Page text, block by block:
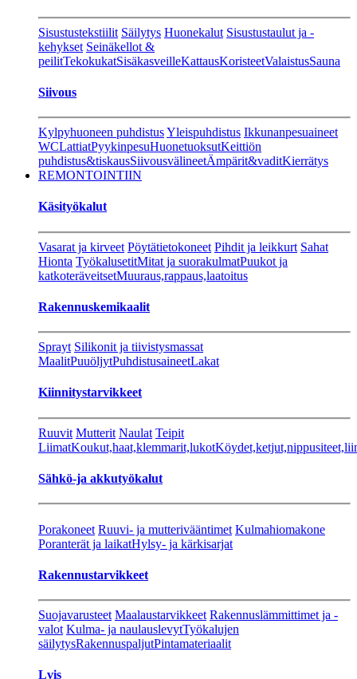
Sisustustekstiilit Säilytys Huonekalut Sisustustaulut ja -
kehykset Seinäkellot &
peilitTekokukatSisäkasveilleKattausKoristeetValaistusSauna
Siivous
Kylpyhuoneen puhdistusYleispuhdistus Ikkunanpesuaineet
WCLattiatPyykinpesuHuonetuoksutKeittiön
puhdistus&tiskausSiivousvälineetÄmpärit&vaditKierrätys
REMONTOINTIIN
Käsityökalut
Vasarat ja kirveet Pöytätietokoneet Pihdit ja leikkurt Sahat
Hionta TyökalusetitMitat ja suorakulmatPuukot ja
katkoteräveitsetMuuraus,rappaus,laatoitus
Rakennuskemikaalit
Sprayt Silikonit ja tiivistysmassat
MaalitPuuöljytPuhdistusaineetLakat
Kiinnitystarvikkeet
Ruuvit Mutterit Naulat Teipit
LiimatKoukut,haat,klemmarit,lukot
Sähkö-ja akkutyökalut
Porakoneet Ruuvi- ja mutterivääntimet Kulmahiomakone
Poranterät ja laikatHylsy- ja kärkisarjat
Rakennustarvikkeet
Suojavarusteet Maalaustarvikkeet Rakennuslämmittimet ja -
valot Kulma- ja naulauslevytTyökalujen
säilytysRakennuspaljutPintamateriaalit
Lvis